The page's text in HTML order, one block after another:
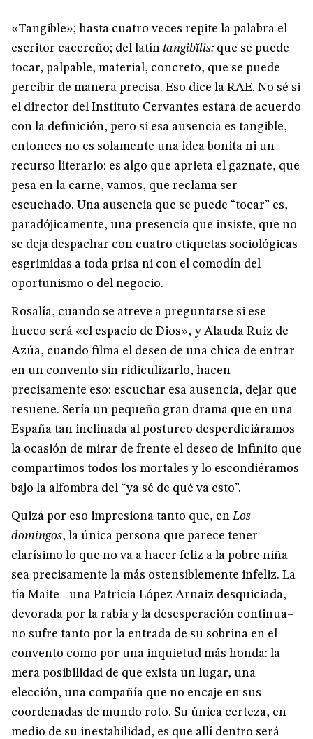
«Tangible»; hasta cuatro veces repite la palabra el
escritor cacereño; del latín tangibĭlis: que se puede
tocar, palpable, material, concreto, que se puede
percibir de manera precisa. Eso dice la RAE. No sé si
el director del Instituto Cervantes estará de acuerdo
con la definición, pero si esa ausencia es tangible,
entonces no es solamente una idea bonita ni un
recurso literario: es algo que aprieta el gaznate, que
pesa en la carne, vamos, que reclama ser
escuchado. Una ausencia que se puede “tocar” es,
paradójicamente, una presencia que insiste, que no
se deja despachar con cuatro etiquetas sociológicas
esgrimidas a toda prisa ni con el comodín del
oportunismo o del negocio.
Rosalía, cuando se atreve a preguntarse si ese
hueco será «el espacio de Dios», y Alauda Ruiz de
Azúa, cuando filma el deseo de una chica de entrar
en un convento sin ridiculizarlo, hacen
precisamente eso: escuchar esa ausencia, dejar que
resuene. Sería un pequeño gran drama que en una
España tan inclinada al postureo desperdiciáramos
la ocasión de mirar de frente el deseo de infinito que
compartimos todos los mortales y lo escondiéramos
bajo la alfombra del “ya sé de qué va esto”.
Quizá por eso impresiona tanto que, enLos
domingos, la única persona que parece tener
clarísimo lo que no va a hacer feliz a la pobre niña
sea precisamente la más ostensiblemente infeliz. La
tía Maite –una Patricia López Arnaiz desquiciada,
devorada por la rabia y la desesperación continua–
no sufre tanto por la entrada de su sobrina en el
convento como por una inquietud más honda: la
mera posibilidad de que exista un lugar, una
elección, una compañía que no encaje en sus
coordenadas de mundo roto. Su única certeza, en
medio de su inestabilidad, es que allí dentro será